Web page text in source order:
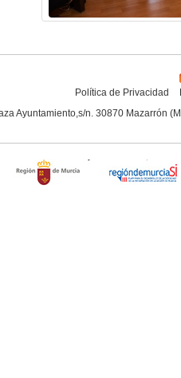
Política de Privacidad
Ayuntamiento,s/n. 30870 Mazarrón